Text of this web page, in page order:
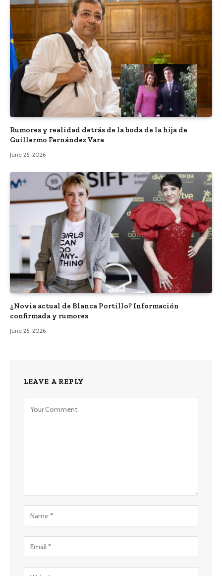
Rumores y realidad detrás de la boda de la hija de
Guillermo Fernández Vara
June 26, 2026
¿Novia actual de Blanca Portillo? Información
confirmada y rumores
June 26, 2026
LEAVE A REPLY